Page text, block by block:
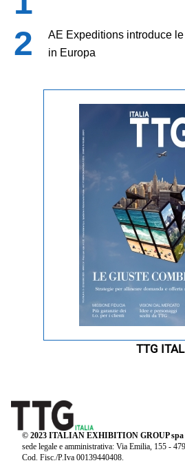
AE Expeditions introduce
in Europa
TTG
© 2023 ITALIAN EXHIBITION GROUP spa
sede legale e amministrativa: Via Emilia, 155 -
Cod. Fisc./P.Iva 00139440408.